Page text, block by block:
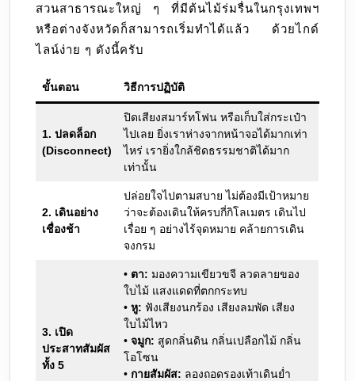
สวนสาธารณะใหญ่ ๆ ที่มีต้นไม้ร่มรื่นในกรุงเทพฯ
หรือต่างจังหวัดก็สามารถเริ่มทำได้แล้ว ด้วยไกด์
ไลน์ง่าย ๆ ดังนี้ครับ
ขั้นตอน วิธีการปฏิบัติ
1. ปลดล็อก
(Disconnect)
ปิดเสียงสมาร์ทโฟน หรือเก็บใส่กระเป๋า
ไปเลย ยิ่งเราห่างจากหน้าจอได้มากเท่า
ไหร่ เรายิ่งใกล้ชิดธรรมชาติได้มาก
เท่านั้น
2. เดินอย่าง
เชื่องช้า
ปล่อยใจไปตามสบาย ไม่ต้องมีเป้าหมาย
ว่าจะต้องเดินให้ครบกี่กิโลเมตร เดินไป
เรื่อย ๆ อย่างไร้จุดหมาย คล้ายการเดิน
จงกรม
3. เปิด
ประสาทสัมผัส
ทั้ง 5
• ตา: มองความเขียวขจี ลวดลายของ
ใบไม้ แสงแดดที่ตกกระทบ
• หู: ฟังเสียงนกร้อง เสียงลมพัด เสียง
ใบไม้ไหว
• จมูก: สูดกลิ่นดิน กลิ่นเปลือกไม้ กลิ่น
โอโซน
• กายสัมผัส: ลองถอดรองเท้าเดินย่ำ